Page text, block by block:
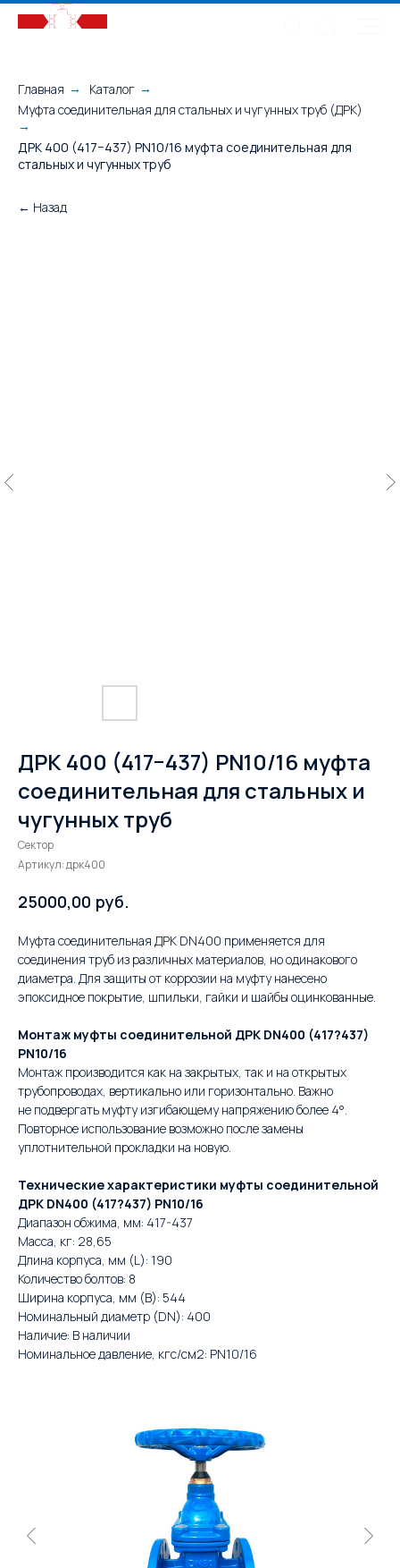
Главная → Каталог →
Муфта соединительная для стальных и чугунных труб (ДРК)
→
ДРК 400 (417−437) PN10/16 муфта соединительная для
стальных и чугунных труб
← Назад
ДРК 400 (417−437) PN10/16 муфта
соединительная для стальных и
чугунных труб
Сектор
Артикул:дрк400
25000,00 руб.
Муфта соединительная ДРК DN400 применяется для
соединения труб из различных материалов, но одинакового
диаметра. Для защиты от коррозии на муфту нанесено
эпоксидное покрытие, шпильки, гайки и шайбы оцинкованные.
Монтаж муфты соединительной ДРК DN400 (417?437)
PN10/16
Монтаж производится как на закрытых, так и на открытых
трубопроводах, вертикально или горизонтально. Важно
не подвергать муфту изгибающему напряжению более 4°.
Повторное использование возможно после замены
уплотнительной прокладки на новую.
Технические характеристики муфты соединительной
ДРК DN400 (417?437) PN10/16
Диапазон обжима, мм: 417-437
Масса, кг: 28,65
Длина корпуса, мм (L): 190
Количество болтов: 8
Ширина корпуса, мм (B): 544
Номинальный диаметр (DN): 400
Наличие: В наличии
Номинальное давление, кгс/см2: PN10/16